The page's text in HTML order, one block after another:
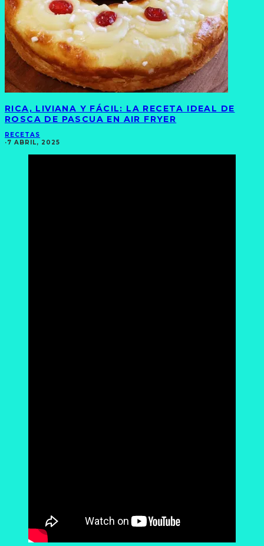
RICA, LIVIANA Y FÁCIL: LA RECETA IDEAL DE
ROSCA DE PASCUA EN AIR FRYER
RECETAS
·7 ABRIL, 2025